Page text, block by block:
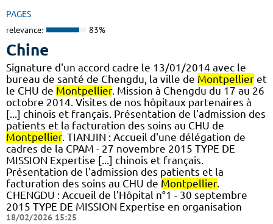
PAGES
relevance: 83%
Chine
Signature d'un accord cadre le 13/01/2014 avec le
bureau de santé de Chengdu, la ville de Montpellier et
le CHU de Montpellier. Mission à Chengdu du 17 au 26
octobre 2014. Visites de nos hôpitaux partenaires à
[...] chinois et français. Présentation de l'admission des
patients et la facturation des soins au CHU de
Montpellier. TIANJIN : Accueil d'une délégation de
cadres de la CPAM - 27 novembre 2015 TYPE DE
MISSION Expertise [...] chinois et français.
Présentation de l'admission des patients et la
facturation des soins au CHU de Montpellier.
CHENGDU : Accueil de l'Hôpital n°1 - 30 septembre
2015 TYPE DE MISSION Expertise en organisation
18/02/2026 15:25